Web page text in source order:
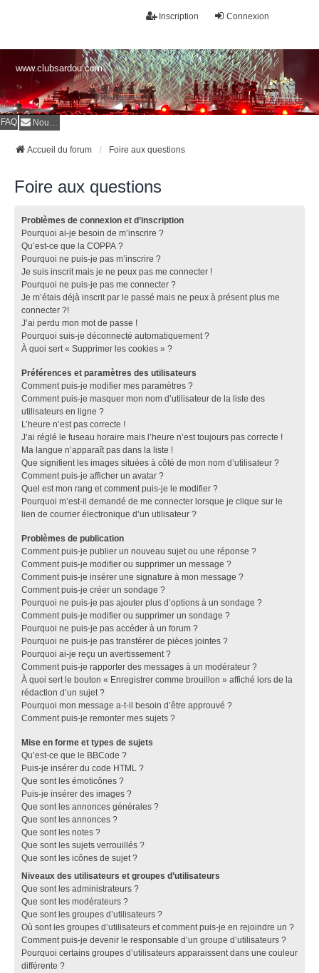
Connexion
Inscription
www.clubsardou.com
FAQ Nous contacter
Accueil du forum Foire aux questions
Foire aux questions
Problèmes de connexion et d’inscription
Pourquoi ai-je besoin de m’inscrire ?
Qu’est-ce que la COPPA ?
Pourquoi ne puis-je pas m’inscrire ?
Je suis inscrit mais je ne peux pas me connecter !
Pourquoi ne puis-je pas me connecter ?
Je m’étais déjà inscrit par le passé mais ne peux à présent plus me
connecter ?!
J’ai perdu mon mot de passe !
Pourquoi suis-je déconnecté automatiquement ?
À quoi sert « Supprimer les cookies » ?
Préférences et paramètres des utilisateurs
Comment puis-je modifier mes paramètres ?
Comment puis-je masquer mon nom d’utilisateur de la liste des
utilisateurs en ligne ?
L’heure n’est pas correcte !
J’ai réglé le fuseau horaire mais l’heure n’est toujours pas correcte !
Ma langue n’apparaît pas dans la liste !
Que signifient les images situées à côté de mon nom d’utilisateur ?
Comment puis-je afficher un avatar ?
Quel est mon rang et comment puis-je le modifier ?
Pourquoi m’est-il demandé de me connecter lorsque je clique sur le
lien de courrier électronique d’un utilisateur ?
Problèmes de publication
Comment puis-je publier un nouveau sujet ou une réponse ?
Comment puis-je modifier ou supprimer un message ?
Comment puis-je insérer une signature à mon message ?
Comment puis-je créer un sondage ?
Pourquoi ne puis-je pas ajouter plus d’options à un sondage ?
Comment puis-je modifier ou supprimer un sondage ?
Pourquoi ne puis-je pas accéder à un forum ?
Pourquoi ne puis-je pas transférer de pièces jointes ?
Pourquoi ai-je reçu un avertissement ?
Comment puis-je rapporter des messages à un modérateur ?
À quoi sert le bouton « Enregistrer comme brouillon » affiché lors de la
rédaction d’un sujet ?
Pourquoi mon message a-t-il besoin d’être approuvé ?
Comment puis-je remonter mes sujets ?
Mise en forme et types de sujets
Qu’est-ce que le BBCode ?
Puis-je insérer du code HTML ?
Que sont les émoticônes ?
Puis-je insérer des images ?
Que sont les annonces générales ?
Que sont les annonces ?
Que sont les notes ?
Que sont les sujets verrouillés ?
Que sont les icônes de sujet ?
Niveaux des utilisateurs et groupes d’utilisateurs
Que sont les administrateurs ?
Que sont les modérateurs ?
Que sont les groupes d’utilisateurs ?
Où sont les groupes d’utilisateurs et comment puis-je en rejoindre un ?
Comment puis-je devenir le responsable d’un groupe d’utilisateurs ?
Pourquoi certains groupes d’utilisateurs apparaissent dans une couleur
différente ?